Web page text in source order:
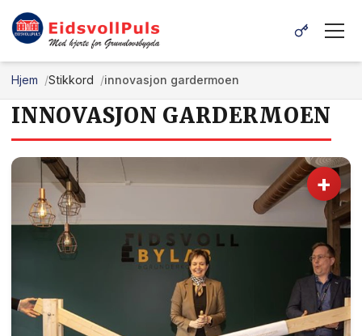
Hjem Stikkord innovasjon gardermoen
INNOVASJON GARDERMOEN
+